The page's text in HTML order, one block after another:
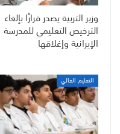
وزير التربية يصدر قرارًا بإلغاء
الترخيص التعليمي للمدرسة
الإيرانية وإغلاقها
التعليم العالي